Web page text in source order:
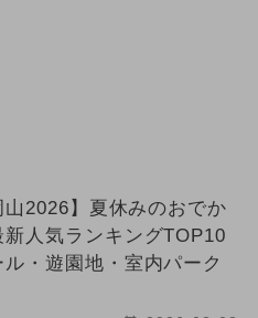
山2026】夏休みのおでか
新人気ランキングTOP10
ル・遊園地・室内パーク